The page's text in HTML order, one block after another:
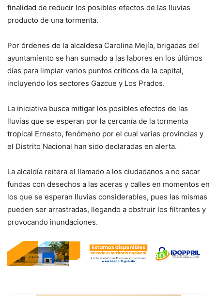
finalidad de reducir los posibles efectos de las lluvias
producto de una tormenta.
Por órdenes de la alcaldesa Carolina Mejía, brigadas del
ayuntamiento se han sumado a las labores en los últimos
días para limpiar varios puntos críticos de la capital,
incluyendo los sectores Gazcue y Los Prados.
La iniciativa busca mitigar los posibles efectos de las
lluvias que se esperan por la cercanía de la tormenta
tropical Ernesto, fenómeno por el cual varias provincias y
el Distrito Nacional han sido declaradas en alerta.
La alcaldía reitera el llamado a los ciudadanos a no sacar
fundas con desechos a las aceras y calles en momentos en
los que se esperan lluvias considerables, pues las mismas
pueden ser arrastradas, llegando a obstruir los filtrantes y
provocando inundaciones.